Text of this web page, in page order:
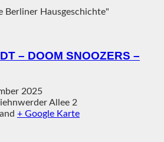
Berliner Hausgeschichte"
– DOOM SNOOZERS –
2025
Allee 2
+ Google Karte